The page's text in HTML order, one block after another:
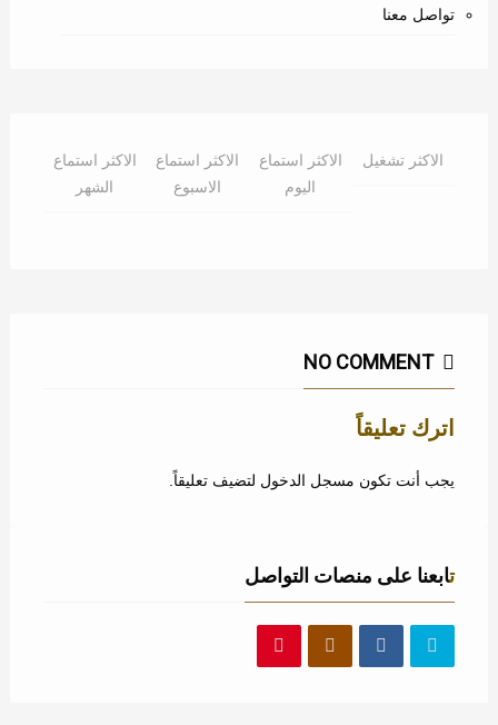
تواصل معنا
الاكثر تشغيل
الاكثر استماع
اليوم
الاكثر استماع
الاسبوع
الاكثر استماع
الشهر
NO COMMENT
اترك تعليقاً
يجب أنت تكون مسجل الدخول لتضيف تعليقاً.
تابعنا على منصات التواصل